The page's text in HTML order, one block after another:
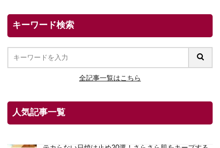
キーワード検索
全記事一覧はこちら
人気記事一覧